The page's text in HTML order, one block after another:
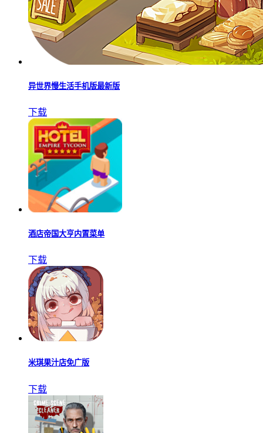
异世界慢生活手机版最新版
下载
酒店帝国大亨内置菜单
下载
米琪果汁店免广版
下载